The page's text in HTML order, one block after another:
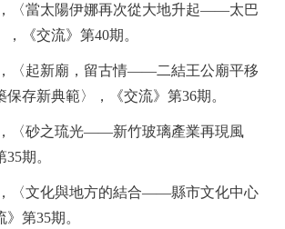
，〈當太陽伊娜再次從大地升起——太巴
，《交流》第40期。
，〈起新廟，留古情——二結王公廟平移
保存新典範〉，《交流》第36期。
，〈砂之琉光——新竹玻璃產業再現風
35期。
，〈文化與地方的結合——縣市文化中心
》第35期。